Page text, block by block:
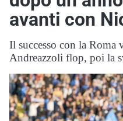
avanti con
Il successo con la Roma
Andreazzoli flop, poi la